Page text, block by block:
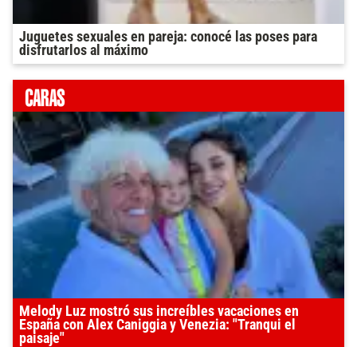
Juguetes sexuales en pareja: conocé las poses para
disfrutarlos al máximo
Melody Luz mostró sus increíbles vacaciones en
España con Alex Caniggia y Venezia: "Tranqui el
paisaje"